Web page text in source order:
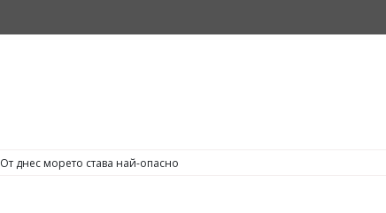
България е №1 в ЕС по пушене на цигари